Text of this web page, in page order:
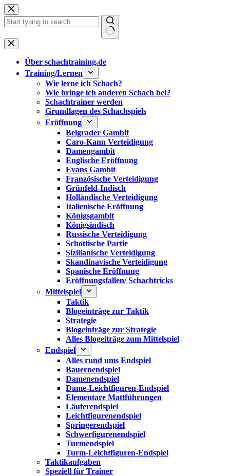
Zum
Inhalt
springen
Keine
Ergebnisse
Über schachtraining.de
Training/Lernen
Wie lerne ich Schach?
Wie bringe ich anderen Schach bei?
Schachtrainer werden
Grundlagen des Schachspiels
Eröffnung
Belgrader Gambit
Caro-Kann Verteidigung
Damengambit
Englische Eröffnung
Evans Gambit
Französische Verteidigung
Grünfeld-Indisch
Holländische Verteidigung
Italienische Eröffnung
Königsgambit
Königsindisch
Russische Verteidigung
Schottische Partie
Sizilianische Verteidigung
Skandinavische Verteidigung
Spanische Eröffnung
Eröffnungsfallen/ Schachtricks
Mittelspiel
Taktik
Blogeinträge zur Taktik
Strategie
Blogeinträge zur Strategie
Alles Blogeiträge zum Mittelspiel
Endspiel
Alles rund ums Endspiel
Bauernendspiel
Damenendspiel
Dame-Leichtfiguren-Endspiel
Elementare Mattführungen
Läuferendspiel
Leichtfigurenendspiel
Springerendspiel
Schwerfigurenendspiel
Turmendspiel
Turm-Leichtfiguren-Endspiel
Taktikaufgaben
Speziell für Trainer